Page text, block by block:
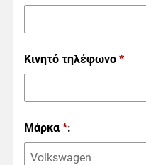
Κινητό τηλέφωνο *
Μάρκα *:
Volkswagen